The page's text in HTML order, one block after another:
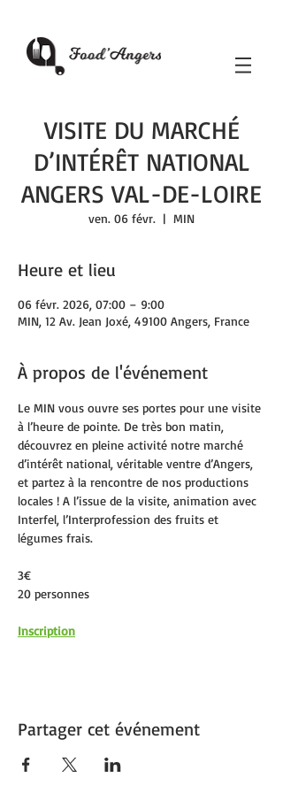
VISITE DU MARCHÉ
D’INTÉRÊT NATIONAL
ANGERS VAL-DE-LOIRE
ven. 06 févr.
  |
MIN
Heure et lieu
06 févr. 2026, 07:00 – 9:00
MIN, 12 Av. Jean Joxé, 49100 Angers, France
À propos de l'événement
Le MIN vous ouvre ses portes pour une visite
à l’heure de pointe. De très bon matin,
découvrez en pleine activité notre marché
d’intérêt national, véritable ventre d’Angers,
et partez à la rencontre de nos productions
locales ! A l’issue de la visite, animation avec
Interfel, l’Interprofession des fruits et
légumes frais.
3€
20 personnes
Inscription
Partager cet événement